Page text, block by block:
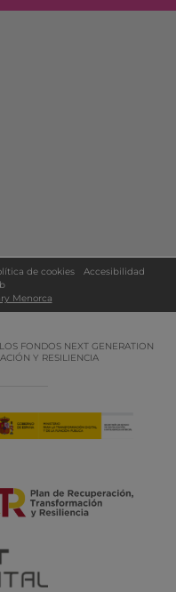
de cookies
Accesibilidad
Menorca
FONDOS NEXT GENERATION
Y RESILIENCIA